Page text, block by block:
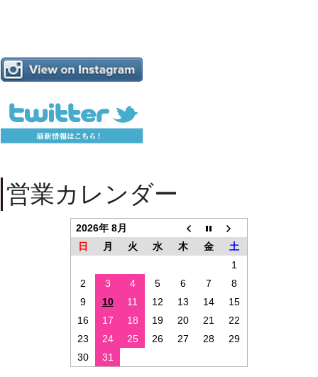
営業カレンダー
2026年 8月
日
月 火 水 木 金
土
1
2
3 4 5 6 7
8
9
10 11 12 13 14
15
16
17 18 19 20 21
22
23
24 25 26 27 28
29
30
31